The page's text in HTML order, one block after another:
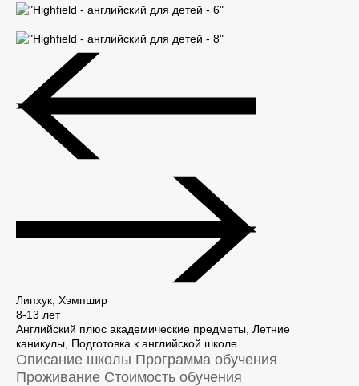
Липхук, Хэмпшир
8-13 лет
Английский плюс академические предметы, Летние
каникулы, Подготовка к английской школе
Описание школы Программа обучения
Проживание Стоимость обучения